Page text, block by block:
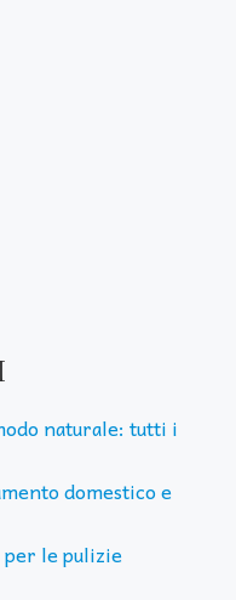
naturale: tutti i
domestico e
le pulizie